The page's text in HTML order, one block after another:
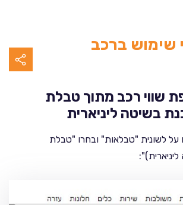
שימוש ברכב
שווי רכב מתוך טבלת
בשיטה ליניארית
על לשונית "טבלאות" ובחרו "טבלת